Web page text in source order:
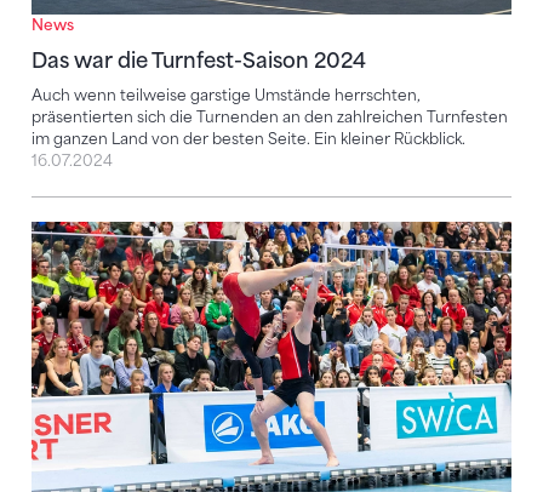
News
Das war die Turnfest-Saison 2024
Auch wenn teilweise garstige Umstände herrschten,
präsentierten sich die Turnenden an den zahlreichen Turnfesten
im ganzen Land von der besten Seite. Ein kleiner Rückblick.
16.07.2024
Kellenberger / Oettli holen Gold in der Kategorie